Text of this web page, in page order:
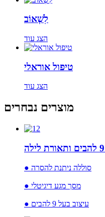
לִשְׁאוֹב
הצג עוד
טיפול אוראלי
הצג עוד
מוצרים נבחרים
● סוללה ניתנת להסרה
● מסך מגע דיגיטלי
● עיצוב בעל 9 להבים